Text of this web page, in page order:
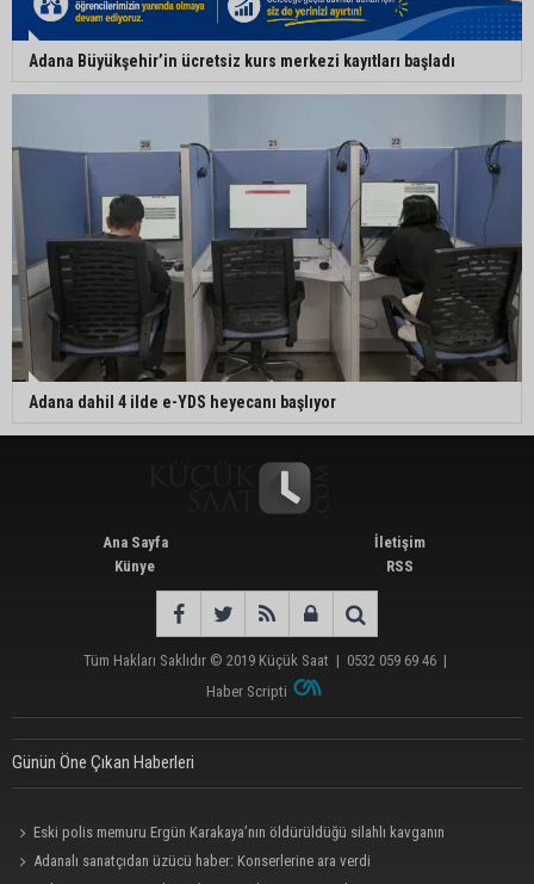
Adana Büyükşehir’in ücretsiz kurs merkezi kayıtları başladı
Adana dahil 4 ilde e-YDS heyecanı başlıyor
Ana Sayfa
Künye
İletişim
RSS
Tüm Hakları Saklıdır © 2019 Küçük Saat | 0532 059 69 46 |
Haber Scripti
Günün Öne Çıkan Haberleri
Eski polis memuru Ergün Karakaya’nın öldürüldüğü silahlı kavganın
görüntüleri ortaya çıktı
Adanalı sanatçıdan üzücü haber: Konserlerine ara verdi